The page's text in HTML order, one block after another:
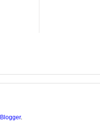
Blogger.